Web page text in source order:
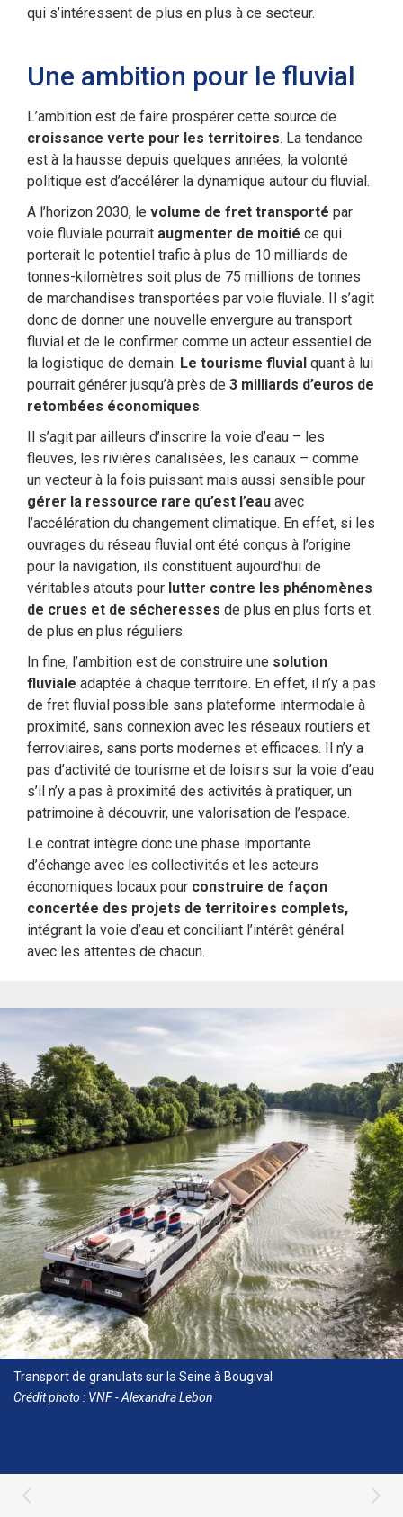
qui s’intéressent de plus en plus à ce secteur.
Une ambition pour le fluvial
L’ambition est de faire prospérer cette source de
croissance verte pour les territoires. La tendance
est à la hausse depuis quelques années, la volonté
politique est d’accélérer la dynamique autour du fluvial.
A l’horizon 2030, le volume de fret transporté par
voie fluviale pourrait augmenter de moitié ce qui
porterait le potentiel trafic à plus de 10 milliards de
tonnes-kilomètres soit plus de 75 millions de tonnes
de marchandises transportées par voie fluviale. Il s’agit
donc de donner une nouvelle envergure au transport
fluvial et de le confirmer comme un acteur essentiel de
la logistique de demain. Le tourisme fluvial quant à lui
pourrait générer jusqu’à près de 3 milliards d’euros de
retombées économiques.
Il s’agit par ailleurs d’inscrire la voie d’eau – les
fleuves, les rivières canalisées, les canaux – comme
un vecteur à la fois puissant mais aussi sensible pour
gérer la ressource rare qu’est l’eau avec
l’accélération du changement climatique. En effet, si les
ouvrages du réseau fluvial ont été conçus à l’origine
pour la navigation, ils constituent aujourd’hui de
véritables atouts pour lutter contre les phénomènes
de crues et de sécheresses de plus en plus forts et
de plus en plus réguliers.
In fine, l’ambition est de construire une solution
fluviale adaptée à chaque territoire. En effet, il n’y a pas
de fret fluvial possible sans plateforme intermodale à
proximité, sans connexion avec les réseaux routiers et
ferroviaires, sans ports modernes et efficaces. Il n’y a
pas d’activité de tourisme et de loisirs sur la voie d’eau
s’il n’y a pas à proximité des activités à pratiquer, un
patrimoine à découvrir, une valorisation de l’espace.
Le contrat intègre donc une phase importante
d’échange avec les collectivités et les acteurs
économiques locaux pour construire de façon
concertée des projets de territoires complets,
intégrant la voie d’eau et conciliant l’intérêt général
avec les attentes de chacun.
Transport de granulats sur la Seine à Bougival
Crédit photo : VNF - Alexandra Lebon